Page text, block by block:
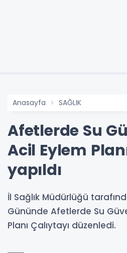
Anasayfa SAĞLIK
Afetlerde Su
Acil Eylem
yapıldı
İl Sağlık Müdürlüğü
Gününde Afetlerde Su
Planı Çalıytayı düzenledi.